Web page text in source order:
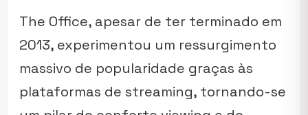
The Office, apesar de ter terminado em
2013, experimentou um ressurgimento
massivo de popularidade graças às
plataformas de streaming, tornando-se